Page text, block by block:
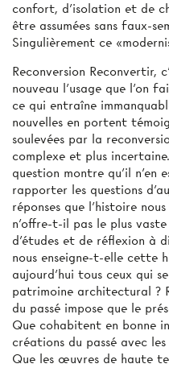
confort, d'isolation et de
être assumées sans faux-
Singulièrement ce
Reconversion Reconvertir,
nouveau l'usage que l'on
ce qui entraîne
nouvelles en portent
soulevées par la
complexe et plus
question montre qu'il n’en
rapporter les questions
réponses que l'histoire
n'offre-t-il pas le plus
d'études et de réflexion à
nous enseigne-t-elle cette
aujourd'hui tous ceux qui
patrimoine architectural ?
du passé impose que le
Que cohabitent en bonne
créations du passé avec
Que les œuvres de haute